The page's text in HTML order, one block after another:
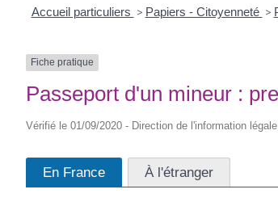
Accueil particuliers > Papiers - Citoyenneté >
Fiche pratique
Passeport d'un mineur :
Vérifié le 01/09/2020 - Direction de l'information
En France À l'étranger